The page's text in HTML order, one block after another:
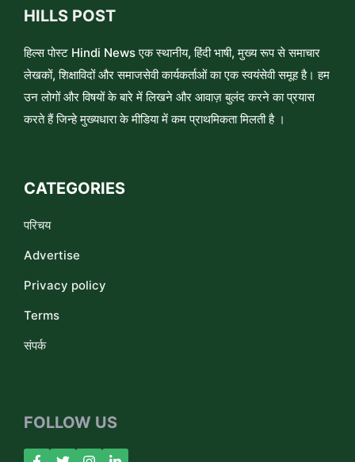
HILLS POST
हिल्स पोस्ट Hindi News एक स्थानीय, हिंदी भाषी, मुख्य रूप से समाचार
लेखकों, शिक्षाविदों और समाजसेवी कार्यकर्ताओं का एक स्वयंसेवी समूह है। हम
उन लोगों और विषयों के बारे में लिखने और आवाज़ बुलंद करने का प्रयास
करते हैं जिन्हे मुख्यधारा के मीडिया में कम प्राथमिकता मिलती है ।
CATEGORIES
परिचय
Advertise
Privacy policy
Terms
संपर्क
FOLLOW US